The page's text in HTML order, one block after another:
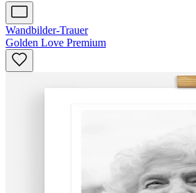
Wandbilder-Trauer
Golden Love Premium